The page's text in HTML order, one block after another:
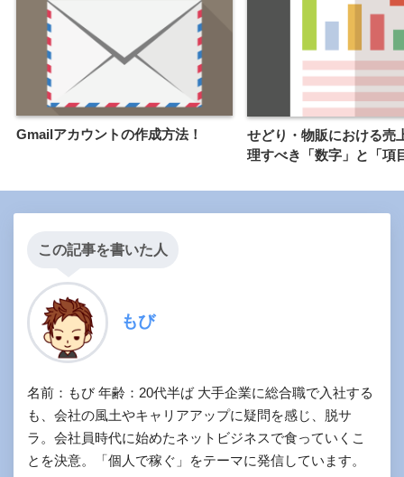
Gmailアカウントの作成方法！
せどり・物販における売
理すべき「数字」と「項
この記事を書いた人
もび
名前：もび 年齢：20代半ば 大手企業に総合職で入社する
も、会社の風土やキャリアアップに疑問を感じ、脱サ
ラ。会社員時代に始めたネットビジネスで食っていくこ
とを決意。「個人で稼ぐ」をテーマに発信しています。